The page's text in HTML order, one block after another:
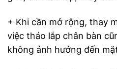
+ Khi cần mở rộng, thay
việc tháo lắp chân bàn
không ảnh hưởng đến